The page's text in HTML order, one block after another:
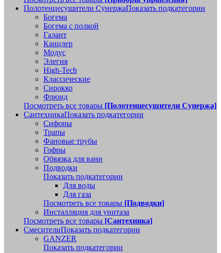
Полотенцесушители СунержаПоказать подкатегории
Богема
Богема с полкой
Галант
Канцлер
Модус
Элегия
High-Tech
Классические
Сирокко
Флюид
Посмотреть все товары [Полотенцесушители Сунержа]
СантехникаПоказать подкатегории
Сифоны
Трапы
Фановые трубы
Гофры
Обвязка для ванн
Подводки
Показать подкатегории
Для воды
Для газа
Посмотреть все товары [Подводки]
Инсталляция для унитаза
Посмотреть все товары [Сантехника]
СмесителиПоказать подкатегории
GANZER
Показать подкатегории